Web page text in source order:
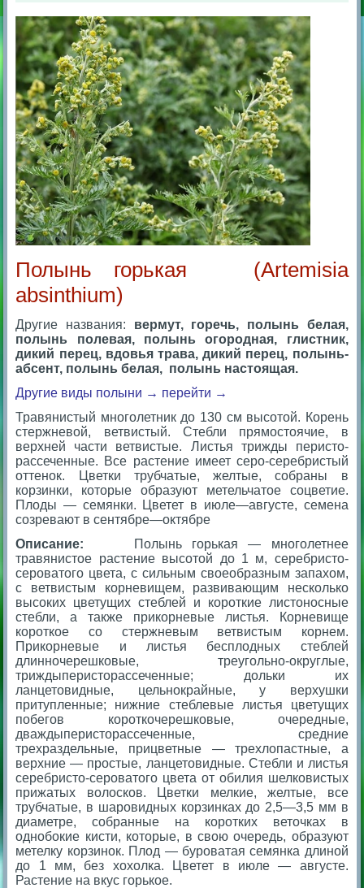
Полынь горькая (Artemisia
absinthium)
Другие названия: вермут, горечь, полынь белая,
полынь полевая, полынь огородная, глистник,
дикий перец, вдовья трава, дикий перец, полынь-
абсент, полынь белая, полынь настоящая.
Другие виды полыни → перейти →
Травянистый многолетник до 130 см высотой. Корень
стержневой, ветвистый. Стебли прямостоячие, в
верхней части ветвистые. Листья трижды перисто-
рассеченные. Все растение имеет серо-серебристый
оттенок. Цветки трубчатые, желтые, собраны в
корзинки, которые образуют метельчатое соцветие.
Плоды — семянки. Цветет в июле—августе, семена
созревают в сентябре—октябре
Описание:
Полынь горькая — многолетнее
травянистое растение высотой до 1 м, серебристо-
сероватого цвета, с сильным своеобразным запахом,
с ветвистым корневищем, развивающим несколько
высоких цветущих стеблей и короткие листоносные
стебли, а также прикорневые листья. Корневище
короткое со стержневым ветвистым корнем.
Прикорневые и листья бесплодных стеблей
длинночерешковые, треугольно-округлые,
триждыперисторассеченные; дольки их
ланцетовидные, цельнокрайные, у верхушки
притупленные; нижние стеблевые листья цветущих
побегов короткочерешковые, очередные,
дваждыперисторассеченные, средние
трехраздельные, прицветные — трехлопастные, а
верхние — простые, ланцетовидные. Стебли и листья
серебристо-сероватого цвета от обилия шелковистых
прижатых волосков. Цветки мелкие, желтые, все
трубчатые, в шаровидных корзинках до 2,5—3,5 мм в
диаметре, собранные на коротких веточках в
однобокие кисти, которые, в свою очередь, образуют
метелку корзинок. Плод — буроватая семянка длиной
до 1 мм, без хохолка. Цветет в июле — августе.
Растение на вкус горькое.